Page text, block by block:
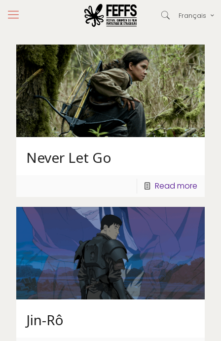
Français
Never Let Go
Read more
Jin-Rô